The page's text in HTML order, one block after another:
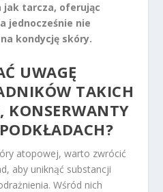
jak tarcza, oferując
jednocześnie nie
kondycję skóry.
UWAGĘ
TAKICH
KONSERWANTY
atopowej, warto zwrócić
aby uniknąć substancji
Wśród nich